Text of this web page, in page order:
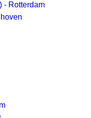
) - Rotterdam